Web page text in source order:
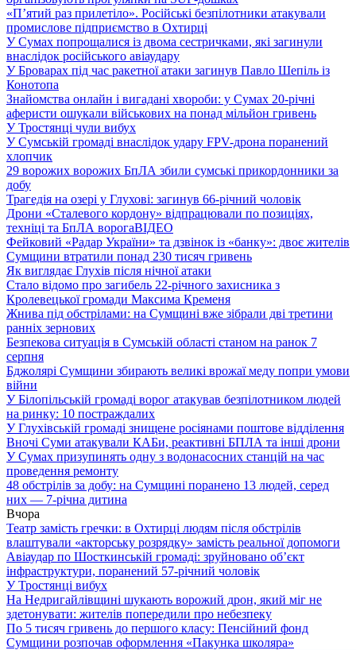
«П’ятий раз прилетіло». Російські безпілотники атакували
промислове підприємство в Охтирці
У Сумах попрощалися із двома сестричками, які загинули
внаслідок російського авіаудару
У Броварах під час ракетної атаки загинув Павло Шепіль із
Конотопа
Знайомства онлайн і вигадані хвороби: у Сумах 20-річні
аферисти ошукали військових на понад мільйон гривень
У Тростянці чули вибух
У Сумській громаді внаслідок удару FPV-дрона поранений
хлопчик
29 ворожих ворожих БпЛА збили сумські прикордонники за
добу
Трагедія на озері у Глухові: загинув 66-річний чоловік
Дрони «Сталевого кордону» відпрацювали по позиціях,
техніці та БпЛА ворогаВІДЕО
Фейковий «Радар України» та дзвінок із «банку»: двоє жителів
Сумщини втратили понад 230 тисяч гривень
Як виглядає Глухів після нічної атаки
Стало відомо про загибель 22-річного захисника з
Кролевецької громади Максима Кременя
Жнива під обстрілами: на Сумщині вже зібрали дві третини
ранніх зернових
Безпекова ситуація в Сумській області станом на ранок 7
серпня
Бджолярі Сумщини збирають великі врожаї меду попри умови
війни
У Білопільській громаді ворог атакував безпілотником людей
на ринку: 10 постраждалих
У Глухівській громаді знищене росіянами поштове відділення
Вночі Суми атакували КАБи, реактивні БПЛА та інші дрони
У Сумах призупинять одну з водонасосних станцій на час
проведення ремонту
48 обстрілів за добу: на Сумщині поранено 13 людей, серед
них — 7-річна дитина
Вчора
Театр замість гречки: в Охтирці людям після обстрілів
влаштували «акторську розрядку» замість реальної допомоги
Авіаудар по Шосткинській громаді: зруйновано об’єкт
інфраструктури, поранений 57-річний чоловік
У Тростянці вибух
На Недригайлівщині шукають ворожий дрон, який міг не
здетонувати: жителів попередили про небезпеку
По 5 тисяч гривень до першого класу: Пенсійний фонд
Сумщини розпочав оформлення «Пакунка школяра»